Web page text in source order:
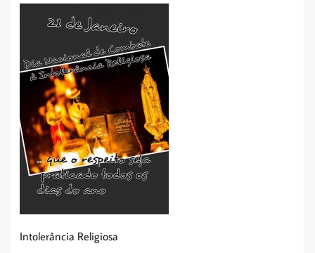
Intolerância Religiosa